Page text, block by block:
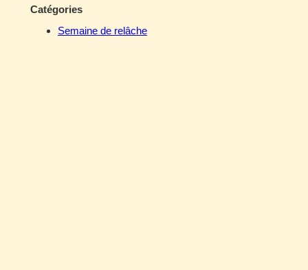
Catégories
Semaine de relâche